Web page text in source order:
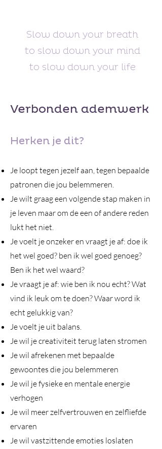
Slow down your breath
to slow down your mind
to slow down your life
Verbonden ademwerk
Herken je dit?
Je loopt tegen jezelf aan, tegen bepaalde
patronen die jou belemmeren.
Je wilt graag een volgende stap maken in
je leven maar om de een of andere reden
lukt het niet.
Je voelt je onzeker en vraagt je af: doe ik
het wel goed? ben ik wel goed genoeg?
Ben ik het wel waard?
Je vraagt je af: wie ben ik nou echt? Wat
vind ik leuk om te doen? Waar word ik
echt gelukkig van?
Je voelt je uit balans.
Je wil je creativiteit terug laten stromen
Je wil afrekenen met bepaalde
gewoontes die jou belemmeren
Je wil je fysieke en mentale energie
verhogen
Je wil meer zelfvertrouwen en zelfliefde
ervaren
Je wil vastzittende emoties loslaten